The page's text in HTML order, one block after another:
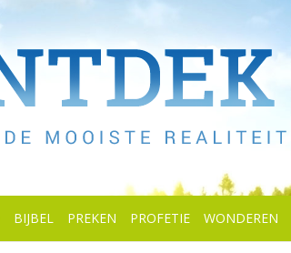
BIJBEL PREKEN PROFETIE WONDEREN